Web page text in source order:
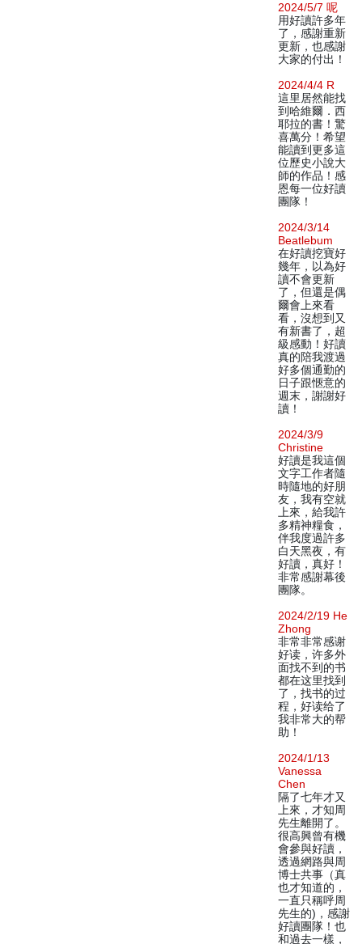
2024/5/7 呢
用好讀許多年
了，感謝重新
更新，也感謝
大家的付出！
2024/4/4 R
這里居然能找
到哈維爾．西
耶拉的書！驚
喜萬分！希望
能讀到更多這
位歷史小說大
師的作品！感
恩每一位好讀
團隊！
2024/3/14
Beatlebum
在好讀挖寶好
幾年，以為好
讀不會更新
了，但還是偶
爾會上來看
看，沒想到又
有新書了，超
級感動！好讀
真的陪我渡過
好多個通勤的
日子跟愜意的
週末，謝謝好
讀！
2024/3/9
Christine
好讀是我這個
文字工作者隨
時隨地的好朋
友，我有空就
上來，給我許
多精神糧食，
伴我度過許多
白天黑夜，有
好讀，真好！
非常感謝幕後
團隊。
2024/2/19 He
Zhong
非常非常感谢
好读，许多外
面找不到的书
都在这里找到
了，找书的过
程，好读给了
我非常大的帮
助！
2024/1/13
Vanessa
Chen
隔了七年才又
上來，才知周
先生離開了。
很高興曾有機
會參與好讀，
透過網路與周
博士共事（真
也才知道的，
一直只稱呼周
先生的)，感謝
好讀團隊！也
和過去一樣，